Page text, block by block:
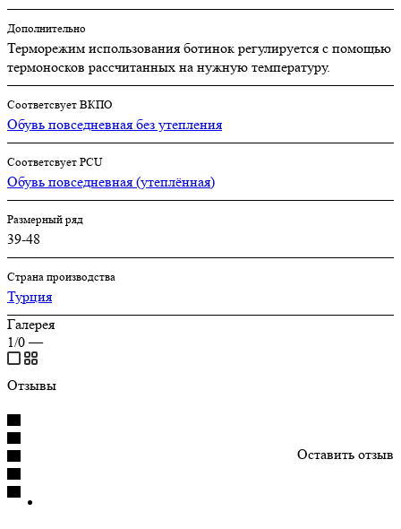
Дополнительно
Терморежим использования ботинок регулируется с помощью
термоносков рассчитанных на нужную температуру.
Соответсвует ВКПО
Обувь повседневная без утепления
Соответсвует PCU
Обувь повседневная (утеплённая)
Размерный ряд
39-48
Страна производства
Турция
Галерея
1/0 —
Отзывы
Оставить отзыв